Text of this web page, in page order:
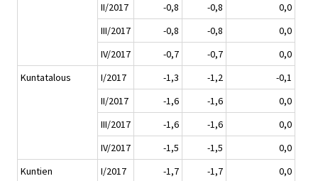
II/2017
-0,8 -0,8
0,0
III/2017
-0,8 -0,8
0,0
IV/2017
-0,7 -0,7
0,0
Kuntatalous
I/2017 -1,3 -1,2
-0,1
II/2017
-1,6 -1,6
0,0
III/2017
-1,6 -1,6
0,0
IV/2017
-1,5 -1,5
0,0
Kuntien
I/2017 -1,7 -1,7
0,0